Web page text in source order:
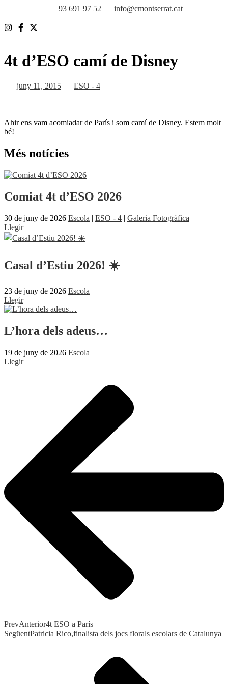
contingut
93 691 97 52 info@cmontserrat.cat
4t d’ESO camí de Disney
juny 11, 2015 ESO - 4
Ahir ens vam acomiadar de París i som camí de Disney. Estem molt
bé!
Més notícies
Comiat 4t d’ESO 2026
30 de juny de 2026 Escola | ESO - 4 | Galeria Fotogràfica
Llegir
Casal d’Estiu 2026! ☀️
23 de juny de 2026 Escola
Llegir
L’hora dels adeus…
19 de juny de 2026 Escola
Llegir
PrevAnterior4t ESO a París
SegüentPatricia Rico,finalista dels jocs florals escolars de Catalunya